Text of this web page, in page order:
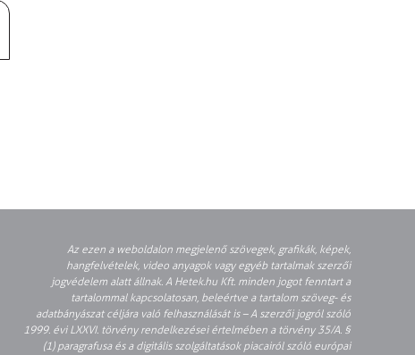
Az ezen a weboldalon megjelenő szövegek, grafikák, képek,
hangfelvételek, video anyagok vagy egyéb tartalmak szerzői
jogvédelem alatt állnak. A Hetek.hu Kft. minden jogot fenntart a
tartalommal kapcsolatosan, beleértve a tartalom szöveg- és
adatbányászat céljára való felhasználását is – A szerzői jogról szóló
1999. évi LXXVI. törvény rendelkezései értelmében a törvény 35/A. §
(1) paragrafusa és a digitális szolgáltatások piacairól szóló európai